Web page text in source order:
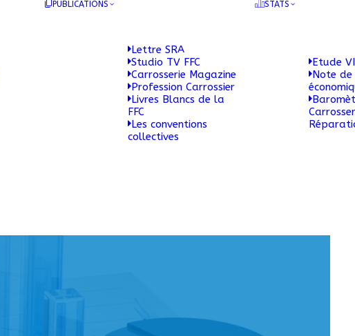
PUBLICATIONS
Lettre SRA
Studio TV FFC
Carrosserie Magazine
Profession Carrossier
Livres Blancs de la
FFC
Les conventions
collectives
STATS
Etude
Note de